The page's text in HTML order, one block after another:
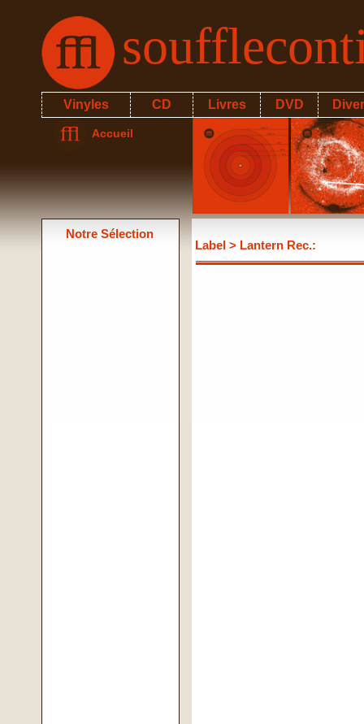
Vinyles CD Livres DVD
Accueil
Notre Sélection
Label > Lantern Rec.: